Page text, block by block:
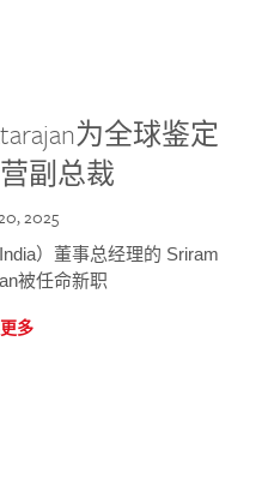
为全球鉴定
副总裁
2025
）董事总经理的 Sriram
被任命新职
多